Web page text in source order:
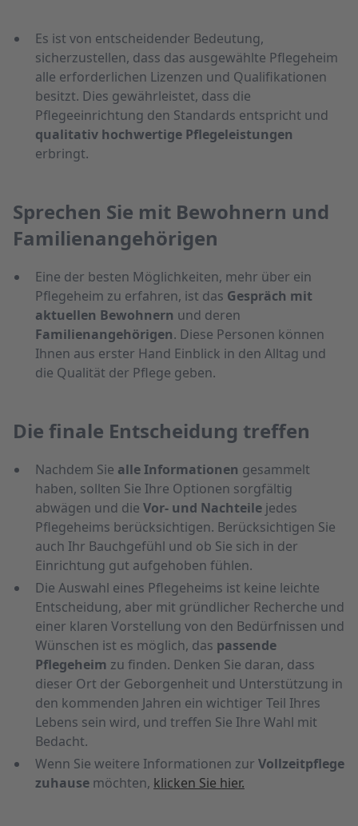
Es ist von entscheidender Bedeutung,
sicherzustellen, dass das ausgewählte Pflegeheim
alle erforderlichen Lizenzen und Qualifikationen
besitzt. Dies gewährleistet, dass die
Pflegeeinrichtung den Standards entspricht und
qualitativ hochwertige Pflegeleistungen
erbringt.
Sprechen Sie mit Bewohnern und
Familienangehörigen
Eine der besten Möglichkeiten, mehr über ein
Pflegeheim zu erfahren, ist das Gespräch mit
aktuellen Bewohnern und deren
Familienangehörigen. Diese Personen können
Ihnen aus erster Hand Einblick in den Alltag und
die Qualität der Pflege geben.
Die finale Entscheidung treffen
Nachdem Sie alle Informationen gesammelt
haben, sollten Sie Ihre Optionen sorgfältig
abwägen und die Vor- und Nachteile jedes
Pflegeheims berücksichtigen. Berücksichtigen Sie
auch Ihr Bauchgefühl und ob Sie sich in der
Einrichtung gut aufgehoben fühlen.
Die Auswahl eines Pflegeheims ist keine leichte
Entscheidung, aber mit gründlicher Recherche und
einer klaren Vorstellung von den Bedürfnissen und
Wünschen ist es möglich, das passende
Pflegeheim zu finden. Denken Sie daran, dass
dieser Ort der Geborgenheit und Unterstützung in
den kommenden Jahren ein wichtiger Teil Ihres
Lebens sein wird, und treffen Sie Ihre Wahl mit
Bedacht.
Wenn Sie weitere Informationen zur Vollzeitpflege
zuhause möchten, klicken Sie hier.